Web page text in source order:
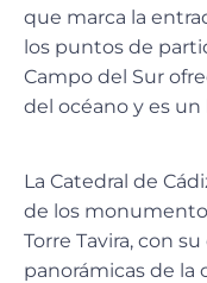
que marca la
los puntos de
Campo del Sur
del océano y es un
La Catedral de
de los
Torre Tavira, con
panorámicas de la